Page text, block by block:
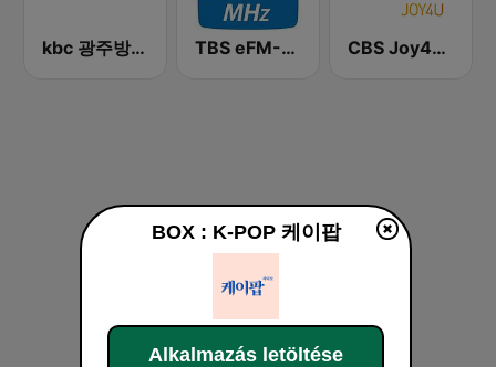
kbc 광주방송 MyFM TBS eFM-교통방송 영어전문 라디오 CBS Joy4U-CBS 라디오
BOX : K-POP 케이팝
Alkalmazás letöltése